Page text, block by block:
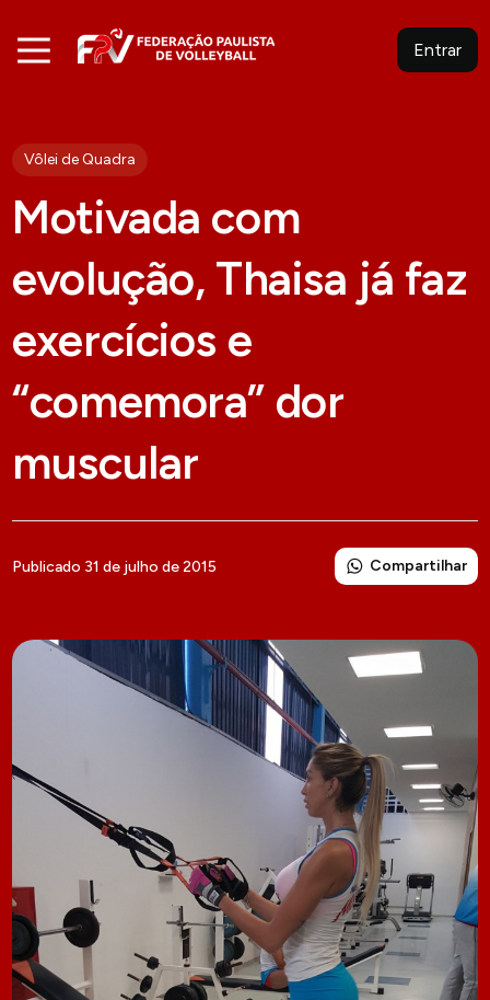
Entrar
Vôlei de Quadra
Motivada com
evolução, Thaisa já faz
exercícios e
“comemora” dor
muscular
Publicado 31 de julho de 2015 Compartilhar